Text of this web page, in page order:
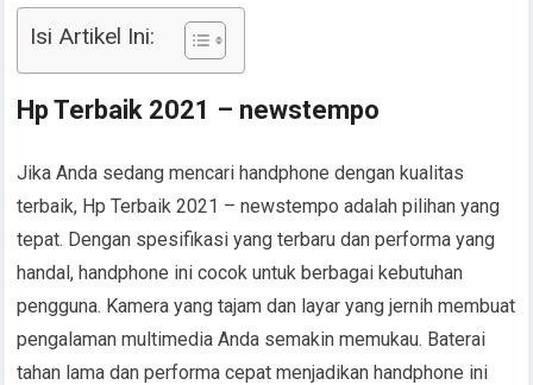
Isi Artikel Ini:
Hp Terbaik 2021 – newstempo
Jika Anda sedang mencari handphone dengan kualitas
terbaik, Hp Terbaik 2021 – newstempo adalah pilihan yang
tepat. Dengan spesifikasi yang terbaru dan performa yang
handal, handphone ini cocok untuk berbagai kebutuhan
pengguna. Kamera yang tajam dan layar yang jernih membuat
pengalaman multimedia Anda semakin memukau. Baterai
tahan lama dan performa cepat menjadikan handphone ini